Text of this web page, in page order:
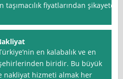
fiyatlarından şikayetçi
en kalabalık ve en
biridir. Bu büyük
nakliyat hizmeti almak her